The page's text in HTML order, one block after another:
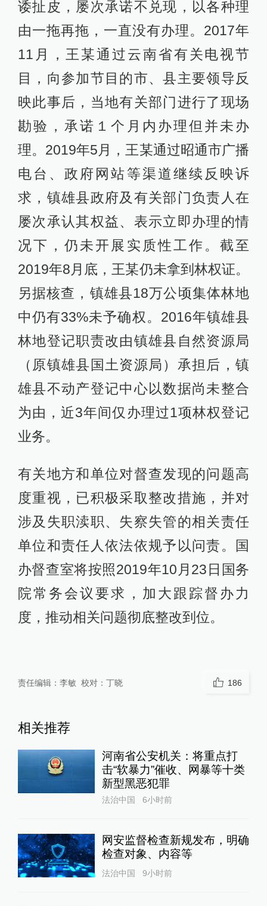
诿扯皮，屡次承诺不兑现，以各种理
由一拖再拖，一直没有办理。2017年
11月，王某通过云南省有关电视节
目，向参加节目的市、县主要领导反
映此事后，当地有关部门进行了现场
勘验，承诺１个月内办理但并未办
理。2019年5月，王某通过昭通市广播
电台、政府网站等渠道继续反映诉
求，镇雄县政府及有关部门负责人在
屡次承认其权益、表示立即办理的情
况下，仍未开展实质性工作。截至
2019年8月底，王某仍未拿到林权证。
另据核查，镇雄县18万公顷集体林地
中仍有33%未予确权。2016年镇雄县
林地登记职责改由镇雄县自然资源局
（原镇雄县国土资源局）承担后，镇
雄县不动产登记中心以数据尚未整合
为由，近3年间仅办理过1项林权登记
业务。
有关地方和单位对督查发现的问题高
度重视，已积极采取整改措施，并对
涉及失职渎职、失察失管的相关责任
单位和责任人依法依规予以问责。国
办督查室将按照2019年10月23日国务
院常务会议要求，加大跟踪督办力
度，推动相关问题彻底整改到位。
责任编辑： 李敏 校对： 丁晓 186
相关推荐
河南省公安机关：将重点打
击“软暴力”催收、网暴等十类
新型黑恶犯罪
法治中国 6小时前
网安监督检查新规发布，明确
检查对象、内容等
法治中国 9小时前